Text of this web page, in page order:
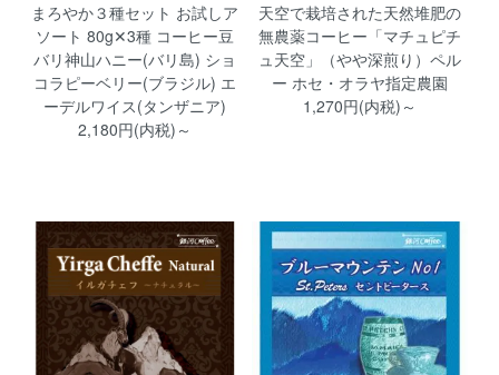
まろやか３種セット お試しア
ソート 80g✕3種 コーヒー豆
バリ神山ハニー(バリ島) ショ
コラピーベリー(ブラジル) エ
ーデルワイス(タンザニア)
2,180円(内税)～
天空で栽培された天然堆肥の
無農薬コーヒー「マチュピチ
ュ天空」（やや深煎り）ペル
ー ホセ・オラヤ指定農園
1,270円(内税)～